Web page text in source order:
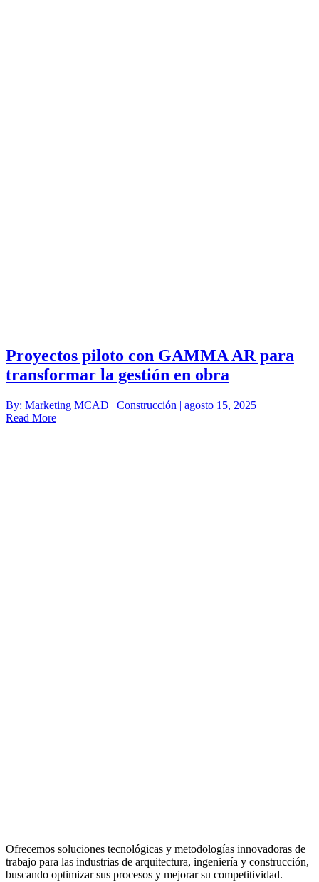
Proyectos piloto con GAMMA AR para
transformar la gestión en obra
By: Marketing MCAD | Construcción | agosto 15, 2025
Read More
Ofrecemos soluciones tecnológicas y metodologías innovadoras de
trabajo para las industrias de arquitectura, ingeniería y construcción,
buscando optimizar sus procesos y mejorar su competitividad.